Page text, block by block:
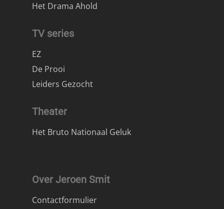
Het Drama Ahold
TV series
EZ
De Prooi
Leiders Gezocht
Theater
Het Bruto Nationaal Geluk
Over Jeroen Smit
Contactformulier